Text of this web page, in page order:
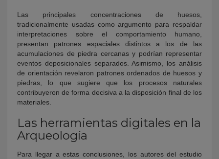
Las principales concentraciones de huesos,
tradicionalmente usadas como argumento para respaldar
interpretaciones sobre el comportamiento humano,
presentan patrones espaciales distintos a los de las
acumulaciones de piedra cercanas y podrían representar
eventos deposicionales separados. Asimismo, los análisis
de orientación revelaron patrones ordenados de huesos y
piedras, lo que sugiere que los procesos naturales
contribuyeron de forma decisiva a la disposición final de los
materiales.
Las herramientas digitales en la
Arqueología
Para llegar a estas conclusiones, los autores del estudio